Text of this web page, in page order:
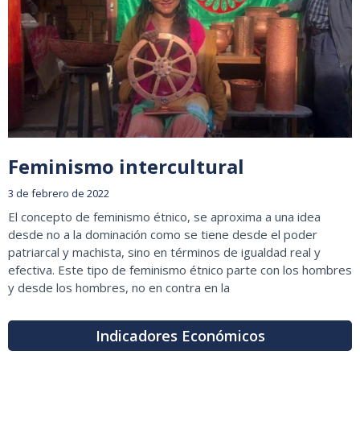
Feminismo intercultural
3 de febrero de 2022
El concepto de feminismo étnico, se aproxima a una idea
desde no a la dominación como se tiene desde el poder
patriarcal y machista, sino en términos de igualdad real y
efectiva. Este tipo de feminismo étnico parte con los hombres
y desde los hombres, no en contra en la
Indicadores Económicos